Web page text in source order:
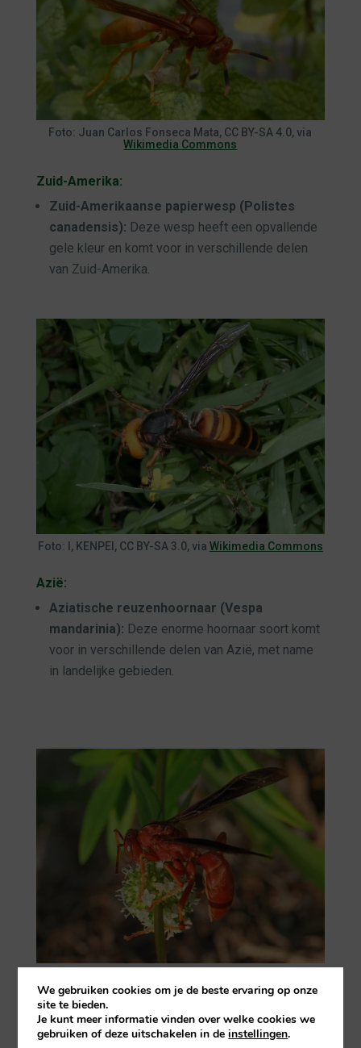
Foto: Juan Carlos Fonseca Mata, CC BY-SA 4.0, via
Wikimedia Commons
Zuid-Amerika:
Zuid-Amerikaanse papierwesp (Polistes
canadensis): Deze wesp heeft een opvallende
gele kleur en komt voor in verschillende delen
van Zuid-Amerika.
Foto: I, KENPEI, CC BY-SA 3.0, via Wikimedia Commons
Azië:
Aziatische reuzenhoornaar (Vespa
mandarinia): Deze enorme hoornaar soort komt
voor in verschillende delen van Azië, met name
in landelijke gebieden.
Commons
Afrika:
We gebruiken cookies om je de beste ervaring op onze
site te bieden.
Je kunt meer informatie vinden over welke cookies we
gebruiken of deze uitschakelen in deinstellingen.